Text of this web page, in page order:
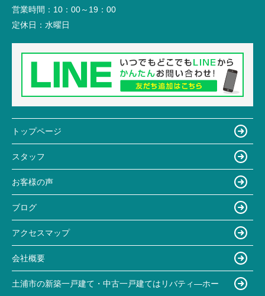
営業時間： 10：00～19：00
定休日： 水曜日
トップページ
スタッフ
お客様の声
ブログ
アクセスマップ
会社概要
土浦市の新築一戸建て・中古一戸建てはリバティ―ホー